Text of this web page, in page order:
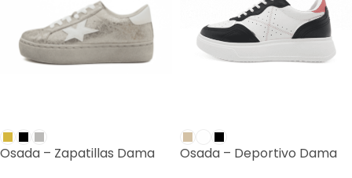
Osada – Zapatillas Dama Osada – Deportivo Dama